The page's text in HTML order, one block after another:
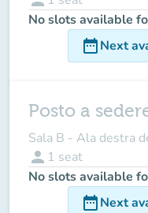
No slots available
date_rangeNext
Posto a
Sala B - Ala destra
person 1 seat
No slots available
date_rangeNext